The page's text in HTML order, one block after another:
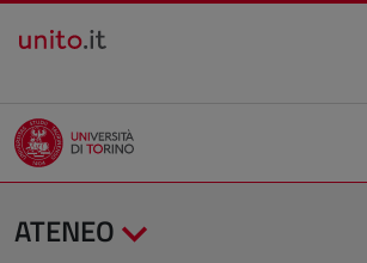
Salta al contenuto principale
ATENEO